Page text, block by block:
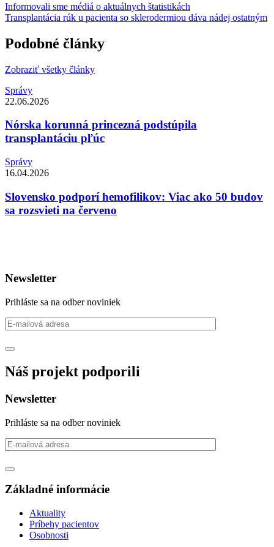
Informovali sme médiá o aktuálnych štatistikách
Transplantácia rúk u pacienta so sklerodermiou dáva nádej ostatným
Podobné články
Zobraziť všetky články
Správy
22.06.2026
Nórska korunná princezná podstúpila
transplantáciu pľúc
Správy
16.04.2026
Slovensko podporí hemofilikov: Viac ako 50 budov
sa rozsvieti na červeno
Newsletter
Prihláste sa na odber noviniek
Náš projekt podporili
Newsletter
Prihláste sa na odber noviniek
Základné informácie
Aktuality
Príbehy pacientov
Osobnosti